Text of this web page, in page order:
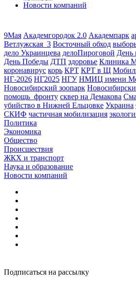
Новости компаний
9Мая Академгородок 2.0 Академпарк
Ветлужская_3 Восточный обход
дело Украинцева делоПироговой День
День Победы ДТП здоровье Клиника
коронавирус корь КРТ КРТ в Щ
НГ-2026 НГ2025 НГУ НМИЦ имени
Новосибирский зоопарк
помощь_фронту сквер на Демакова
убийство в Нижней Ельцовке Украина
СКИФ частичная мобилизация
Политика
Экономика
Общество
Происшествия
ЖКХ и транспорт
Наука и образование
Новости компаний
Подписаться на рассылку